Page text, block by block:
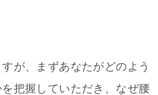
が、まずあなたがどのよう
把握していただき、なぜ腰